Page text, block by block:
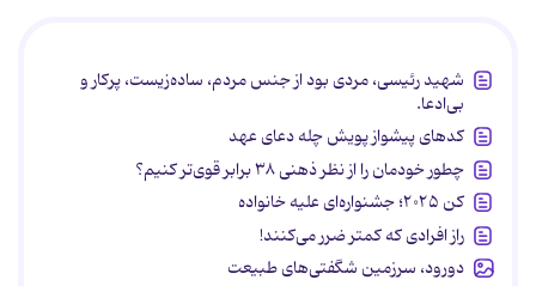
شهید رئیسی، مردی بود از جنس مردم، ساده‌زیست، پرکار و
بی‌ادعا.
کدهای پیشواز پویش چله دعای عهد
چطور خودمان را از نظر ذهنی ۳۸ برابر قوی‌تر کنیم؟
کن ۲۰۲۵؛ جشنواره‌ای علیه خانواده
راز افرادی که کمتر ضرر می‌کنند!
دورود، سرزمین شگفتی‌های طبیعت